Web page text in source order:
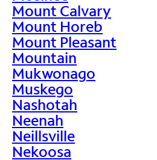
Mount Calvary
Mount Horeb
Mount Pleasant
Mountain
Mukwonago
Muskego
Nashotah
Neenah
Neillsville
Nekoosa